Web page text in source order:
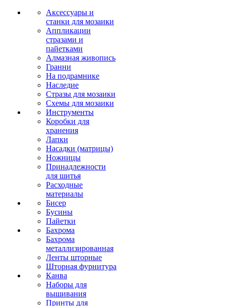
Аксессуары и
станки для мозаики
Аппликации
стразами и
пайетками
Алмазная живопись
Гранни
На подрамнике
Наследие
Стразы для мозаики
Схемы для мозаики
Инструменты
Коробки для
хранения
Лапки
Насадки (матрицы)
Ножницы
Принадлежности
для шитья
Расходные
материалы
Бисер
Бусины
Пайетки
Бахрома
Бахрома
металлизированная
Ленты шторные
Шторная фурнитура
Канва
Наборы для
вышивания
Принты для